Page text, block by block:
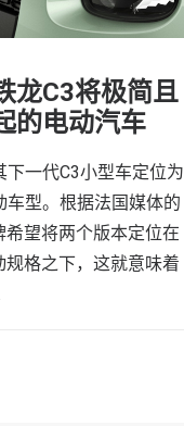
龙C3将极简且
的电动汽车
下一代C3小型车定位为
车型。根据法国媒体的
希望将两个版本定位在
规格之下，这就意味着